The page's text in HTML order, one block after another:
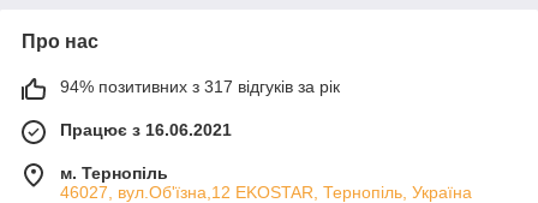
Про нас
94% позитивних з 317 відгуків за рік
Працює з 16.06.2021
м. Тернопіль
46027, вул.Об'їзна,12 EKOSTAR, Тернопіль, Україна